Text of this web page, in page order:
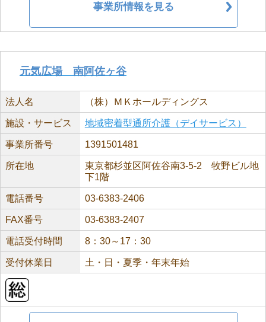
事業所情報を見る
元気広場 南阿佐ヶ谷
法人名 （株）ＭＫホールディングス
施設・サービス 地域密着型通所介護（デイサービス）
事業所番号 1391501481
所在地
東京都杉並区阿佐谷南3-5-2 牧野ビル地
下1階
電話番号 03-6383-2406
FAX番号 03-6383-2407
電話受付時間 8：30～17：30
受付休業日 土・日・夏季・年末年始